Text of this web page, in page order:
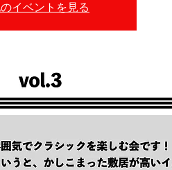
イベントを見る